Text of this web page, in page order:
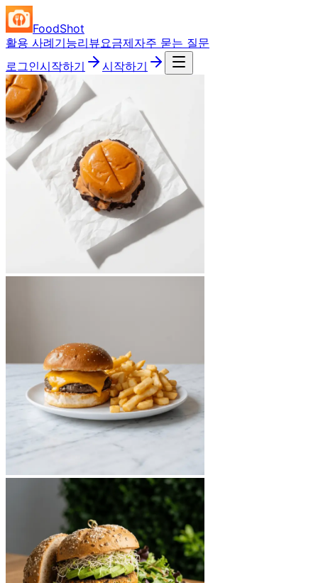
FoodShot
활용 사례기능리뷰요금제자주 묻는 질문
로그인시작하기 시작하기